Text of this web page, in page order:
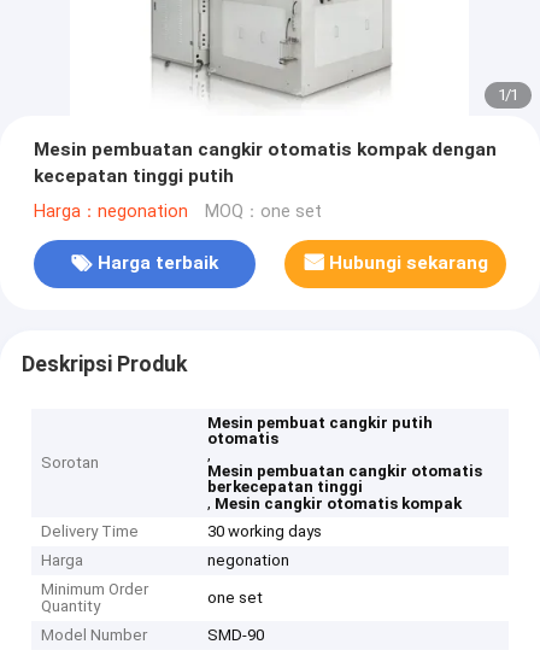
1/1
Mesin pembuatan cangkir otomatis kompak dengan
kecepatan tinggi putih
Harga：negonation MOQ：one set
Harga terbaik Hubungi sekarang
Deskripsi Produk
Sorotan
Mesin pembuat cangkir putih
otomatis
,
Mesin pembuatan cangkir otomatis
berkecepatan tinggi
, Mesin cangkir otomatis kompak
Delivery Time
30 working days
Harga
negonation
Minimum Order
Quantity
one set
Model Number
SMD-90